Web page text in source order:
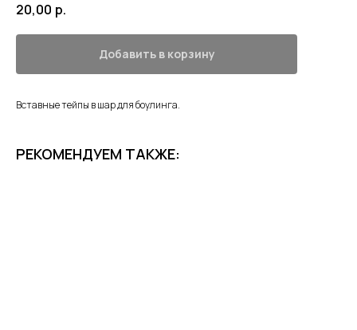
20,00 р.
Добавить в корзину
Вставные тейпы в шар для боулинга.
РЕКОМЕНДУЕМ ТАКЖЕ: